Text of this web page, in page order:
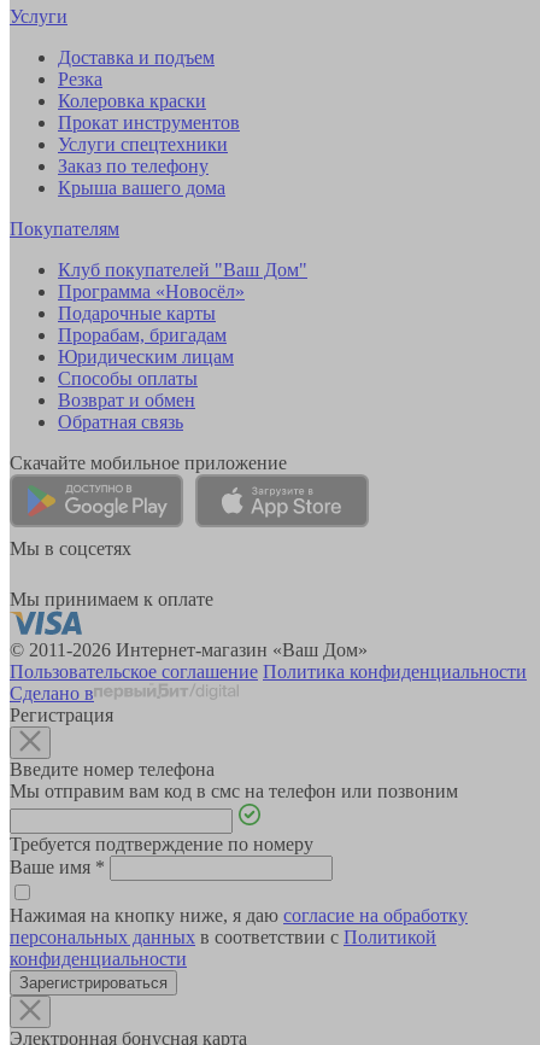
Услуги
Доставка и подъем
Резка
Колеровка краски
Прокат инструментов
Услуги спецтехники
Заказ по телефону
Крыша вашего дома
Покупателям
Клуб покупателей "Ваш Дом"
Программа «Новосёл»
Подарочные карты
Прорабам, бригадам
Юридическим лицам
Способы оплаты
Возврат и обмен
Обратная связь
Скачайте мобильное приложение
Мы в соцсетях
Мы принимаем к оплате
© 2011-2026 Интернет-магазин «Ваш Дом»
Пользовательское соглашение Политика конфиденциальности
Сделано в
Регистрация
Введите номер телефона
Мы отправим вам код в смс на телефон или позвоним
Требуется подтверждение по номеру
Ваше имя *
Нажимая на кнопку ниже, я даю согласие на обработку
персональных данных в соответствии с Политикой
конфиденциальности
Зарегистрироваться
Электронная бонусная карта